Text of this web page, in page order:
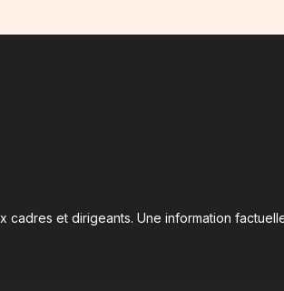
et dirigeants. Une information